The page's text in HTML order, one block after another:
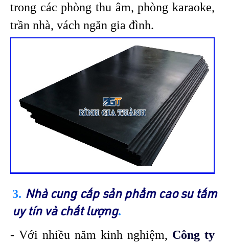
trong các phòng thu âm, phòng karaoke,
trần nhà, vách ngăn gia đình.
3. Nhà cung cấp sản phẩm cao su tấm
uy tín và chất lượng.
- Với nhiều năm kinh nghiệm, Công ty